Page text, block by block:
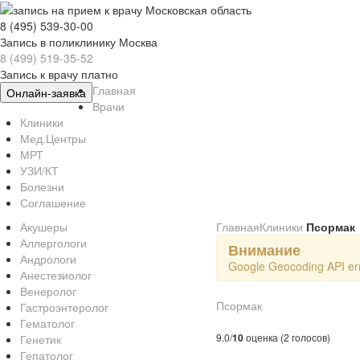
8 (495) 539-30-00
Запись в поликлинику Москва
8 (499) 519-35-52
Запись к врачу платно
Онлайн-заявка Главная
Врачи
Клиники
Мед.Центры
МРТ
УЗИ/КТ
Болезни
Соглашение
ГлавнаяКлиники Псормак
Внимание
Google Geocoding API
Псормак
9.0/10оценка (2 голосов)
Акушеры
Аллергологи
Андрологи
Анестезиолог
Венеролог
Гастроэнтеролог
Гематолог
Генетик
Гепатолог